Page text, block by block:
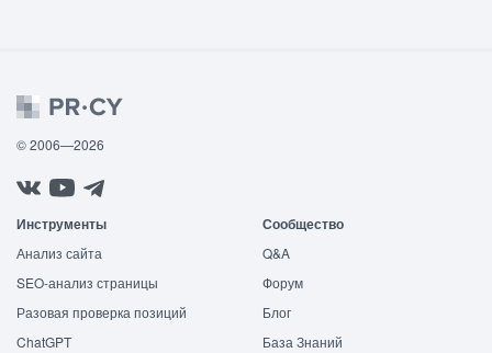
© 2006—2026
Инструменты
Анализ сайта
SEO-анализ страницы
Разовая проверка позиций
ChatGPT
Сообщество
Q&A
Форум
Блог
База Знаний